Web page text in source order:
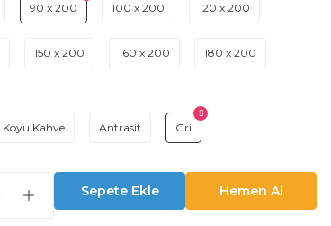
90 x 200 100 x 200 120 x 200
150 x 200 160 x 200 180 x 200
Koyu Kahve Antrasit Gri
Sepete Ekle Hemen Al